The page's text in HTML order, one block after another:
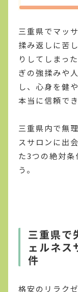
三重県でマッ
揉み返しに苦
りしてしまっ
ぎの強揉みや
し、心身を健
本当に信頼で
三重県内で無
スサロンに出
た3つの絶対条
う。
三重県で
ェルネス
件
格安のリラク